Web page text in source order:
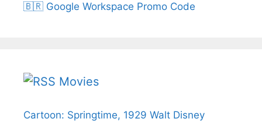
🇧🇷 Google Workspace Promo Code
Movies
Cartoon: Springtime, 1929 Walt Disney